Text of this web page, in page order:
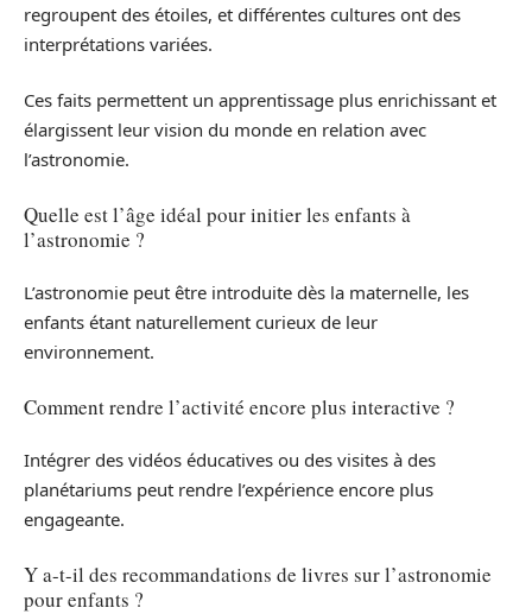
regroupent des étoiles, et différentes cultures ont des
interprétations variées.
Ces faits permettent un apprentissage plus enrichissant et
élargissent leur vision du monde en relation avec
l’astronomie.
Quelle est l’âge idéal pour initier les enfants à
l’astronomie ?
L’astronomie peut être introduite dès la maternelle, les
enfants étant naturellement curieux de leur
environnement.
Comment rendre l’activité encore plus interactive ?
Intégrer des vidéos éducatives ou des visites à des
planétariums peut rendre l’expérience encore plus
engageante.
Y a-t-il des recommandations de livres sur l’astronomie
pour enfants ?